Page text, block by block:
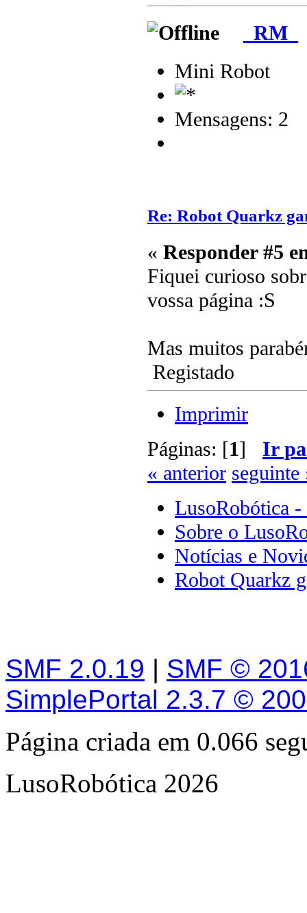
_RM_
Mini Robot
Mensagens: 2
Re: Robot Quarkz
« Responder #5
Fiquei curioso
vossa página :S
Mas muitos
Registado
Imprimir
Páginas: [1] Ir
« anterior seguinte
LusoRobótica -
Sobre o
Notícias e
Robot Quarkz
SMF 2.0.19 | SMF ©
SimplePortal 2.3.7 ©
Página criada em 0.066
LusoRobótica 2026